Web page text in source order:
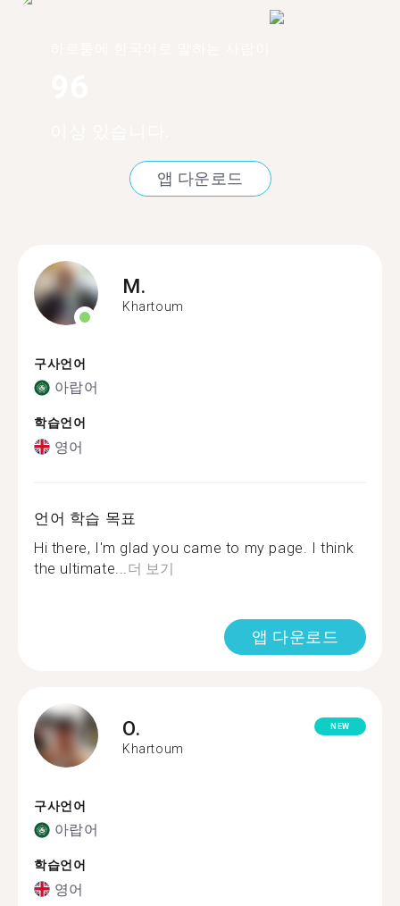
앱 다운로드
M.
Khartoum
구사언어
아랍어
학습언어
영어
언어 학습 목표
Hi there, I'm glad you came to my page. I think
the ultimate... 더 보기
앱 다운로드
O.
Khartoum
NEW
구사언어
아랍어
학습언어
영어